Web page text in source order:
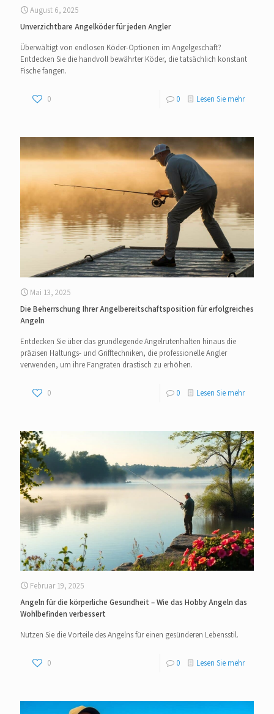
August 6, 2025
Unverzichtbare Angelköder für jeden Angler
Überwältigt von endlosen Köder-Optionen im Angelgeschäft?
Entdecken Sie die handvoll bewährter Köder, die tatsächlich konstant
Fische fangen.
0 0 Lesen Sie mehr
Mai 13, 2025
Die Beherrschung Ihrer Angelbereitschaftsposition für erfolgreiches
Angeln
Entdecken Sie über das grundlegende Angelrutenhalten hinaus die
präzisen Haltungs- und Grifftechniken, die professionelle Angler
verwenden, um ihre Fangraten drastisch zu erhöhen.
0 0 Lesen Sie mehr
Februar 19, 2025
Angeln für die körperliche Gesundheit – Wie das Hobby Angeln das
Wohlbefinden verbessert
Nutzen Sie die Vorteile des Angelns für einen gesünderen Lebensstil.
0 0 Lesen Sie mehr